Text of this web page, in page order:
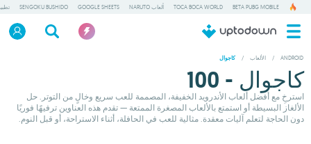
BETA PUBG MOBILE
TOCA BOCA WORLD ألعاب NARUTO GOOGLE SHEETS
SENGOKU BUSHIDO
ANDROID
/ الألعاب / كاجوال
كاجوال - 100
استرخِ مع أفضل ألعاب الأندرويد الخفيفة، المصممة للعب سريع وخالٍ من التوتر. حل
الألغاز البسيطة أو استمتع بالألعاب المصغرة الممتعة — تقدم هذه العناوين ترفيهًا فوريًا
دون الحاجة لتعلم آليات معقدة. مثالية للعب في الحافلة، أثناء الاستراحة، أو قبل النوم.